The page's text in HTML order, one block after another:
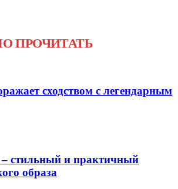
ПРОЧИТАТЬ
сходством с легендарным
стильный и практичный
образа